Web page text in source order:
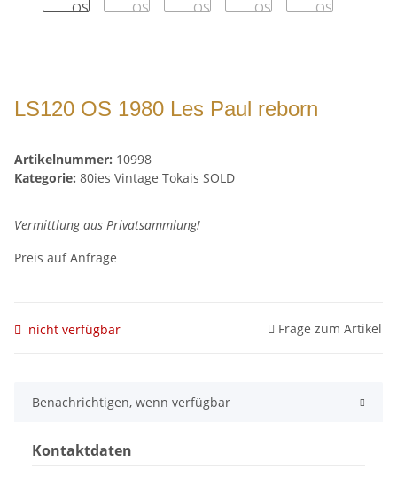
LS120 OS 1980 Les Paul reborn
Artikelnummer: 10998
Kategorie: 80ies Vintage Tokais SOLD
Vermittlung aus Privatsammlung!
Preis auf Anfrage
nicht verfügbar Frage zum Artikel
Benachrichtigen, wenn verfügbar
Kontaktdaten